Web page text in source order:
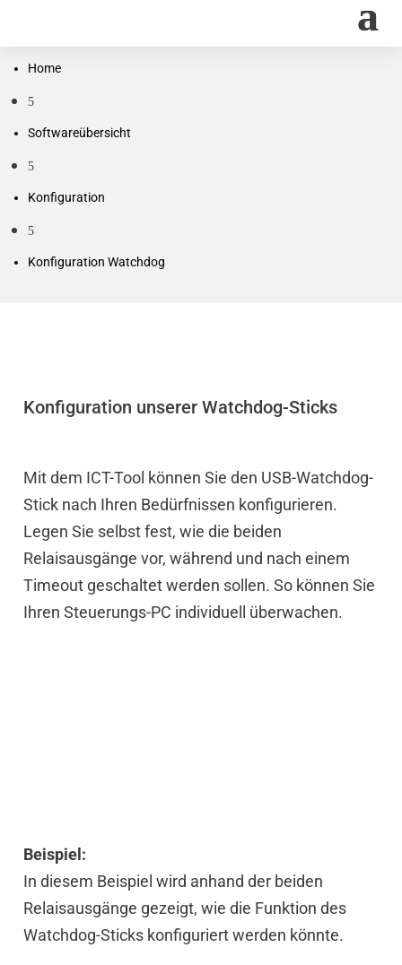
Home
5
Softwareübersicht
5
Konfiguration
5
Konfiguration Watchdog
Konfiguration unserer Watchdog-Sticks
Mit dem ICT-Tool können Sie den USB-Watchdog-
Stick nach Ihren Bedürfnissen konfigurieren.
Legen Sie selbst fest, wie die beiden
Relaisausgänge vor, während und nach einem
Timeout geschaltet werden sollen. So können Sie
Ihren Steuerungs-PC individuell überwachen.
Beispiel:
In diesem Beispiel wird anhand der beiden
Relaisausgänge gezeigt, wie die Funktion des
Watchdog-Sticks konfiguriert werden könnte.